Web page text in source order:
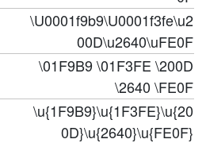
\U0001f9b9\U0001f3fe\u2
00D\u2640\uFE0F
\01F9B9 \01F3FE \200D
\2640 \FE0F
\u{1F9B9}\u{1F3FE}\u{20
0D}\u{2640}\u{FE0F}